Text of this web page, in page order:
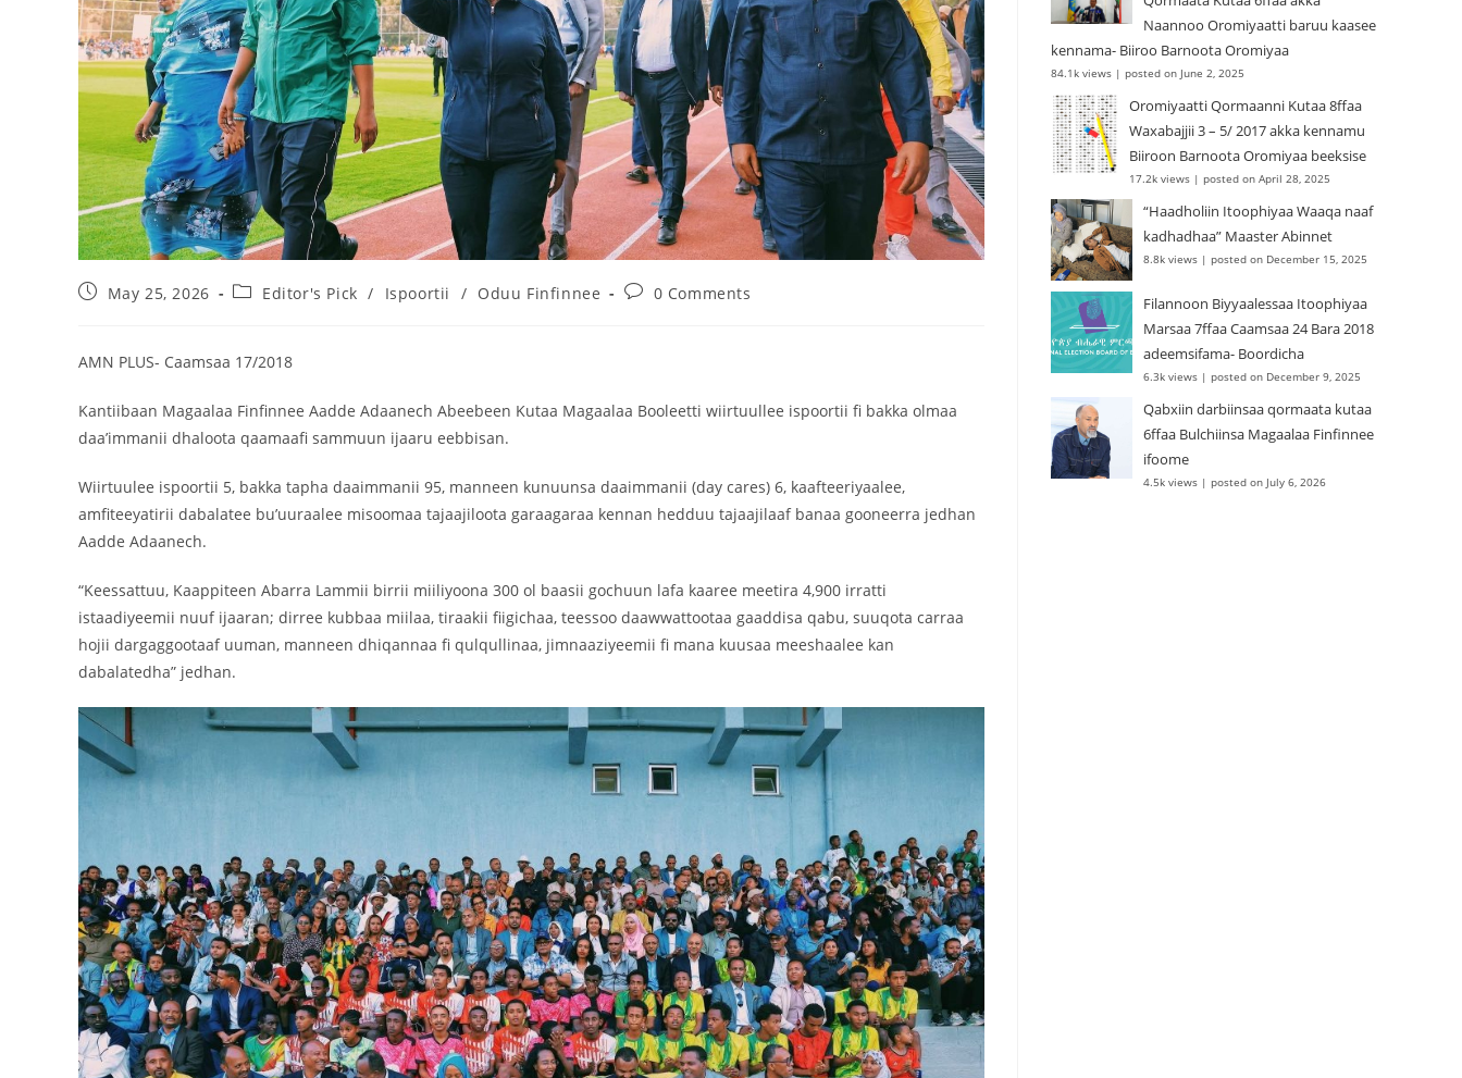
May 25, 2026 Editor's Pick / Ispoortii / Oduu Finfinnee 0 Comments
AMN PLUS- Caamsaa 17/2018
Kantiibaan Magaalaa Finfinnee Aadde Adaanech Abeebeen Kutaa Magaalaa Booleetti wiirtuullee ispoortii fi bakka olmaa
daa’immanii dhaloota qaamaafi sammuun ijaaru eebbisan.
Wiirtuulee ispoortii 5, bakka tapha daaimmanii 95, manneen kunuunsa daaimmanii (day cares) 6, kaafteeriyaalee,
amfiteeyatirii dabalatee bu’uuraalee misoomaa tajaajiloota garaagaraa kennan hedduu tajaajilaaf banaa gooneerra jedhan
Aadde Adaanech.
“Keessattuu, Kaappiteen Abarra Lammii birrii miiliyoona 300 ol baasii gochuun lafa kaaree meetira 4,900 irratti
istaadiyeemii nuuf ijaaran; dirree kubbaa miilaa, tiraakii fiigichaa, teessoo daawwattootaa gaaddisa qabu, suuqota carraa
hojii dargaggootaaf uuman, manneen dhiqannaa fi qulqullinaa, jimnaaziyeemii fi mana kuusaa meeshaalee kan
dabalatedha” jedhan.
Naannoo Oromiyaatti baruu kaasee
kennama- Biiroo Barnoota Oromiyaa
84.1k views | posted on June 2, 2025
Oromiyaatti Qormaanni Kutaa 8ffaa
Waxabajjii 3 – 5/ 2017 akka kennamu
Biiroon Barnoota Oromiyaa beeksise
17.2k views | posted on April 28, 2025
“Haadholiin Itoophiyaa Waaqa naaf
kadhadhaa” Maaster Abinnet
8.8k views | posted on December 15, 2025
Filannoon Biyyaalessaa Itoophiyaa
Marsaa 7ffaa Caamsaa 24 Bara 2018
adeemsifama- Boordicha
6.3k views | posted on December 9, 2025
Qabxiin darbiinsaa qormaata kutaa
6ffaa Bulchiinsa Magaalaa Finfinnee
ifoome
4.5k views | posted on July 6, 2026